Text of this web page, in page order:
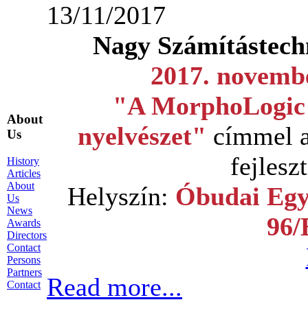
About
Us
History
Articles
About
Us
News
Awards
Directors
Contact
Persons
Partners
Contact
13/11/2017
Nagy
2017.
"A MorphoLogic
nyelvészet" címmel
Helyszín: Óbudai
96/
Read more...